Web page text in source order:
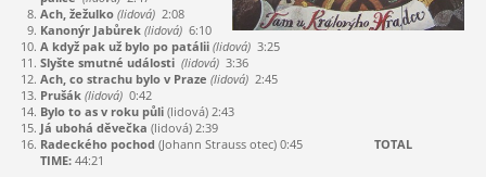
Ach, žežulko (lidová) 2:08
Kanonýr Jabůrek (lidová) 6:10
A když pak už bylo po patálii (lidová) 3:25
Slyšte smutné události (lidová) 3:36
Ach, co strachu bylo v Praze(lidová) 2:45
Prušák (lidová)0:42
Bylo to as v roku půli (lidová) 2:43
Já ubohá děvečka (lidová) 2:39
Radeckého pochod (Johann Strauss otec) 0:45TOTAL
TIME: 44:21